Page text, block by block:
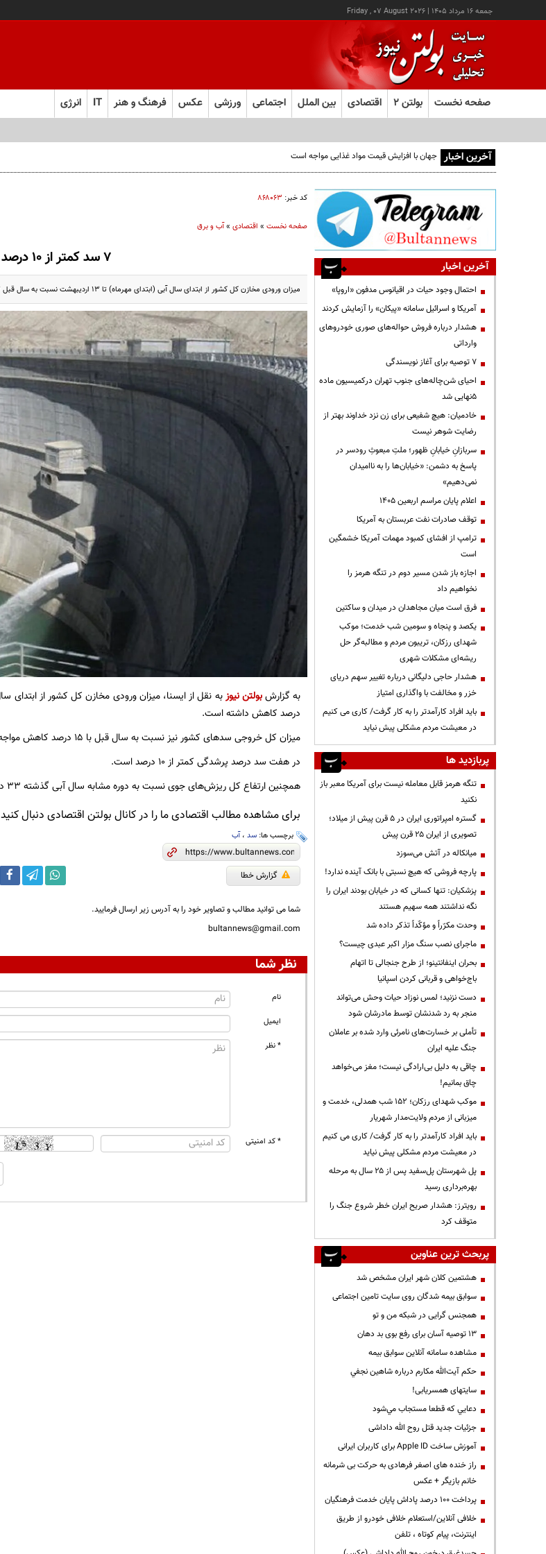
جمعه ۱۶ مرداد ۱۴۰۵ |
Friday , 07 August 2026
صفحه نخست بولتن ۲ اقتصادی بین الملل اجتماعی ورزشی عکس فرهنگ و هنر IT انرژی
آخرین اخبار
کد خبر: ۸۶۸۰۶۳
صفحه نخست» اقتصادی»آب و برق
۷ سد کمتر از ۱۰ درصد آب دارند
میزان ورودی مخازن کل کشور از ابتدای سال آبی (ابتدای مهرماه) تا ۱۳ اردیبهشت نسبت به سال قبل ۳۷ درصد کاهش داشته است.
به گزارشبولتن نیوز
درصد کاهش داشته است.
میزان کل خروجی سدهای کشور نیز نسبت به سال قبل با ۱۵ درصد کاهش مواجه بوده است.
در هفت سد درصد پرشدگی کمتر از ۱۰ درصد است.
همچنین ارتفاع کل ریزش‌های جوی نسبت به دوره مشابه سال آبی گذشته ۳۳ درصد کاهش را نشان می‌دهد.
برای مشاهده مطالب اقتصادی ما را در کانال بولتن اقتصادی دنبال کنید
برچسب ها: سد،آب
گزارش خطا
شما می توانید مطالب و تصاویر خود را به آدرس زیر ارسال فرمایید.
bultannews@gmail.com
نظر شما
نام
ایمیل
* نظر
* کد امنیتی
آخرین اخبار
احتمال وجود حیات در اقیانوس مدفون «اروپا»
آمریکا و اسرائیل سامانه «پیکان» را آزمایش کردند
هشدار درباره فروش حواله‌های صوری خودروهای
وارداتی
۷ توصیه برای آغاز نویسندگی
احیای شن‌چاله‌های جنوب تهران درکمیسیون ماده
۵نهایی شد
خادمیان: هیچ شفیعی برای زن نزد خداوند بهتر از
رضایت شوهر نیست
سربازانِ خیابانِ ظهور؛ ملتِ مبعوثِ رودسر در
پاسخ به دشمن: «خیابان‌ها را به ناامیدان
نمی‌دهیم»
اعلام پایان مراسم اربعین ۱۴۰۵
توقف صادرات نفت عربستان به آمریکا
ترامپ از افشای کمبود مهمات آمریکا خشمگین
است
اجازه باز شدن مسیر دوم در تنگه هرمز را
نخواهیم داد
فرق است میان مجاهدان در میدان و ساکتین
یکصد و پنجاه و سومین شب خدمت؛ موکب
شهدای رزکان، تریبون مردم و مطالبه‌گر حل
ریشه‌ای مشکلات شهری
هشدار حاجی دلیگانی درباره تغییر سهم دریای
خزر و مخالفت با واگذاری امتیاز
باید افراد کارآمدتر را به کار گرفت/ کاری می کنیم
در معیشت مردم مشکلی پیش نیاید
پربازدید ها
تنگه هرمز قابل معامله نیست برای آمریکا معبر باز
نکنید
گستره امپراتوری ایران در ۵ قرن پیش از میلاد؛
تصویری از ایران ۲۵ قرن پیش
میانکاله در آتش می‌سوزد
پارچه فروشی که هیچ نسبتی با بانک آینده ندارد!
پزشکیان: تنها کسانی که در خیابان بودند ایران را
نگه نداشتند همه سهیم هستند
وحدت مکرّراً و مؤکّداً تذکر داده شد
ماجرای نصب سنگ مزار اکبر عبدی چیست؟
بحران اینفانتینو؛ از طرح جنجالی تا اتهام
باج‌خواهی و قربانی کردن اسپانیا
دست نزنید؛ لمس نوزاد حیات وحش می‌تواند
منجر به رد شدنشان توسط مادرشان شود
تأملی بر خسارت‌های نامرئی وارد شده بر عاملان
جنگ علیه ایران
چاقی به دلیل بی‌ارادگی نیست؛ مغز می‌خواهد
چاق بمانیم!
موکب شهدای رزکان؛ ۱۵۲ شب همدلی، خدمت و
میزبانی از مردم ولایت‌مدار شهریار
باید افراد کارآمدتر را به کار گرفت/ کاری می کنیم
در معیشت مردم مشکلی پیش نیاید
پل شهرستان پل‌سفید پس از ۲۵ سال به مرحله
بهره‌برداری رسید
رویترز: هشدار صریح ایران خطر شروع جنگ را
متوقف کرد
پربحث ترین عناوین
هشتمین کلان شهر ایران مشخص شد
سوابق بیمه شدگان روی سایت تامین اجتماعی
همجنس گرایی در شبکه من و تو
13 توصیه آسان برای رفع بوی بد دهان
مشاهده سامانه آنلاين سوابق بیمه
حكم آيت‌الله مكارم درباره شاهين نجفي
سایتهای همسریابی!
دعايي كه قطعا مستجاب مي‌شود
جزئیات جدید قتل روح الله داداشی
آموزش ساخت Apple ID برای کاربران ایرانی
راز خنده های اصغر فرهادی به حرکت بی شرمانه
خانم بازیگر + عکس
پرداخت ۱۰۰ درصد پاداش پایان خدمت فرهنگیان
خلافی آنلاین/استعلام خلافی خودرو از طریق
اینترنت، پیام کوتاه ، تلفن